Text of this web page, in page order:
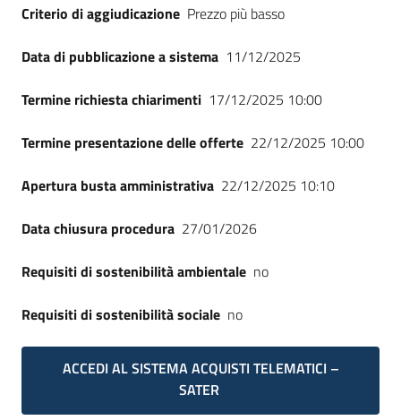
Criterio di aggiudicazione Prezzo più basso
Data di pubblicazione a sistema 11/12/2025
Termine richiesta chiarimenti 17/12/2025 10:00
Termine presentazione delle offerte 22/12/2025 10:00
Apertura busta amministrativa 22/12/2025 10:10
Data chiusura procedura 27/01/2026
Requisiti di sostenibilità ambientale no
Requisiti di sostenibilità sociale no
ACCEDI AL SISTEMA ACQUISTI TELEMATICI –
SATER